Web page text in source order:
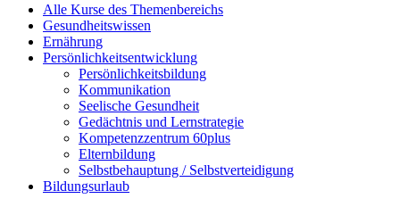
Alle Kurse des Themenbereichs
Gesundheitswissen
Ernährung
Persönlichkeitsentwicklung
Persönlichkeitsbildung
Kommunikation
Seelische Gesundheit
Gedächtnis und Lernstrategie
Kompetenzzentrum 60plus
Elternbildung
Selbstbehauptung / Selbstverteidigung
Bildungsurlaub